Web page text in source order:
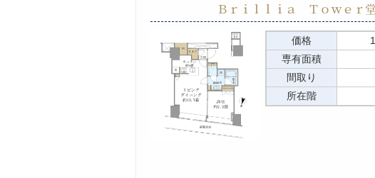
Ｂｒｉｌｌｉａ Ｔｏｗｅｒ
価格
専有面積
間取り
所在階